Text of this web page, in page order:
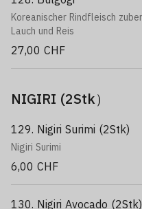
Koreanischer Rindfleisch
Lauch und Reis
27,00 CHF
NIGIRI (2Stk）
129. Nigiri Surimi (2Stk)
Nigiri Surimi
6,00 CHF
130. Nigiri Avocado (2Stk)